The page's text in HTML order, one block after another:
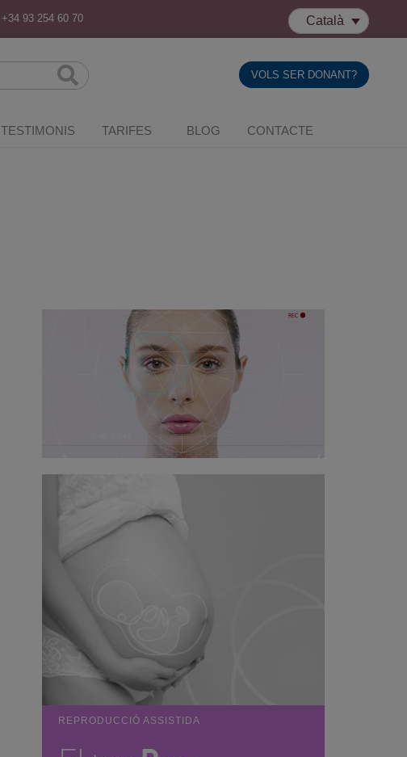
+34 93 254 60 70 Català
VOLS SER DONANT?
TESTIMONIS TARIFES BLOG CONTACTE
REPRODUCCIÓ ASSISTIDA